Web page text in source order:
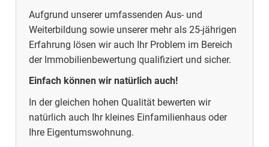
Aufgrund unserer umfassenden Aus- und
Weiterbildung sowie unserer mehr als 25-jährigen
Erfahrung lösen wir auch Ihr Problem im Bereich
der Immobilienbewertung qualifiziert und sicher.
Einfach können wir natürlich auch!
In der gleichen hohen Qualität bewerten wir
natürlich auch Ihr kleines Einfamilienhaus oder
Ihre Eigentumswohnung.